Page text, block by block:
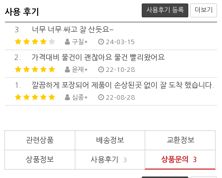
사용 후기 사용후기 등록 더보기
3. 너무 너무 싸고 잘 산듯요~
구칠* 24-03-15
2. 가격대비 물건이 괜찮아요 물건 빨리왔어요
윤재* 22-10-28
1. 깔끔하게 포장되어 제품이 손상된곳 없이 잘 도착 했습니다.
심종* 22-08-28
관련상품 배송정보 교환정보
상품정보 사용후기 3 상품문의 3